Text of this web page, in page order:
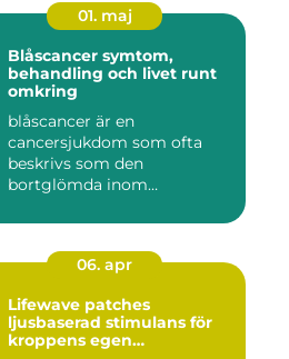
01. maj
Blåscancer symtom,
behandling och livet runt
omkring
blåscancer är en
cancersjukdom som ofta
beskrivs som den
bortglömda inom
06. apr
Lifewave patches
ljusbaserad stimulans för
kroppens egen